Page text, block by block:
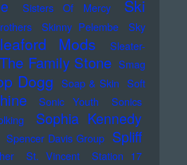
Sisters Of Mercy
Ski
Skinny Pelembe
Sky
Mods
Sleater-
Family Stone Smag
Dogg Soap & Skin Soft
Sonic Youth
Sonics
Sophia Kennedy
Spencer Davis Group Spliff
St. Vincent
Station 17